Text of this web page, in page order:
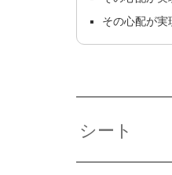
その心配が実
シート